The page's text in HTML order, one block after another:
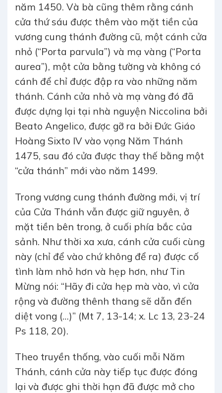
năm 1450. Và bà cũng thêm rằng cánh
cửa thứ sáu được thêm vào mặt tiền của
vương cung thánh đường cũ, một cánh cửa
nhỏ (“Porta parvula”) và mạ vàng (“Porta
aurea”), một cửa bằng tường và không có
cánh để chỉ được đập ra vào những năm
thánh. Cánh cửa nhỏ và mạ vàng đó đã
được dựng lại tại nhà nguyện Niccolina bởi
Beato Angelico, được gỡ ra bởi Đức Giáo
Hoàng Sixto IV vào vọng Năm Thánh
1475, sau đó cửa được thay thế bằng một
“cửa thánh” mới vào năm 1499.
Trong vương cung thánh đường mới, vị trí
của Cửa Thánh vẫn được giữ nguyên, ở
mặt tiền bên trong, ở cuối phía bắc của
sảnh. Như thời xa xưa, cánh cửa cuối cùng
này (chỉ để vào chứ không để ra) được cố
tình làm nhỏ hơn và hẹp hơn, như Tin
Mừng nói: “Hãy đi cửa hẹp mà vào, vì cửa
rộng và đường thênh thang sẽ dẫn đến
diệt vong (…)” (Mt 7, 13-14; x. Lc 13, 23-24
Ps 118, 20).
Theo truyền thống, vào cuối mỗi Năm
Thánh, cánh cửa này tiếp tục được đóng
lại và được ghi thời hạn đã được mở cho